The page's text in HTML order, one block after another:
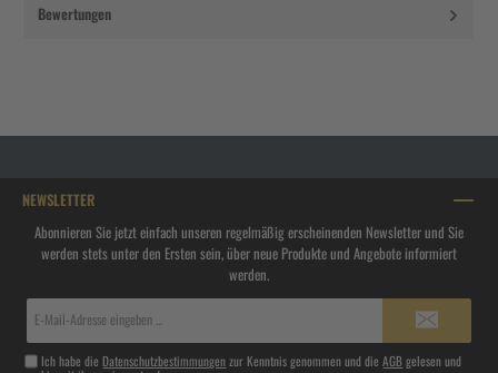
Bewertungen
NEWSLETTER
Abonnieren Sie jetzt einfach unseren regelmäßig erscheinenden Newsletter und Sie
werden stets unter den Ersten sein, über neue Produkte und Angebote informiert
werden.
Ich habe die Datenschutzbestimmungenzur Kenntnis genommen und dieAGBgelesen und